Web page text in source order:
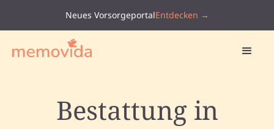
Neues VorsorgeportalEntdecken →
Bestattung in